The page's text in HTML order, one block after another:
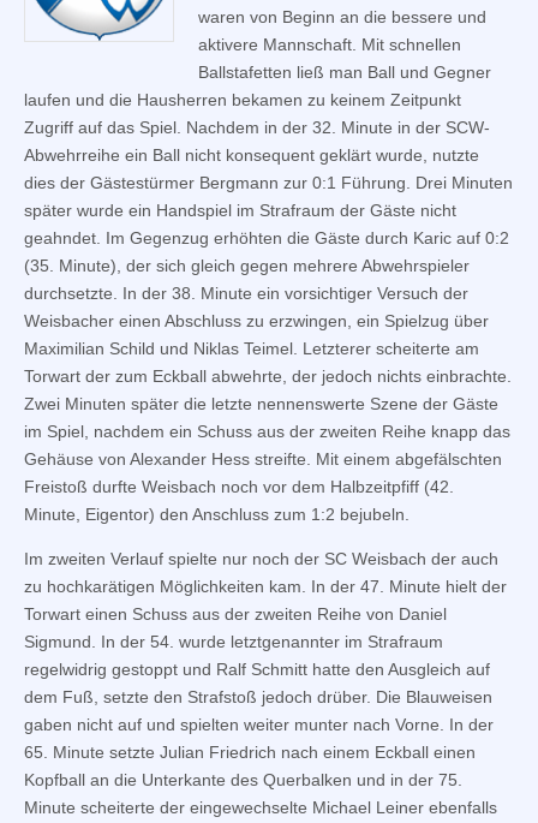
waren von Beginn an die bessere und
aktivere Mannschaft. Mit schnellen
Ballstafetten ließ man Ball und Gegner
laufen und die Hausherren bekamen zu keinem Zeitpunkt
Zugriff auf das Spiel. Nachdem in der 32. Minute in der SCW-
Abwehrreihe ein Ball nicht konsequent geklärt wurde, nutzte
dies der Gästestürmer Bergmann zur 0:1 Führung. Drei Minuten
später wurde ein Handspiel im Strafraum der Gäste nicht
geahndet. Im Gegenzug erhöhten die Gäste durch Karic auf 0:2
(35. Minute), der sich gleich gegen mehrere Abwehrspieler
durchsetzte. In der 38. Minute ein vorsichtiger Versuch der
Weisbacher einen Abschluss zu erzwingen, ein Spielzug über
Maximilian Schild und Niklas Teimel. Letzterer scheiterte am
Torwart der zum Eckball abwehrte, der jedoch nichts einbrachte.
Zwei Minuten später die letzte nennenswerte Szene der Gäste
im Spiel, nachdem ein Schuss aus der zweiten Reihe knapp das
Gehäuse von Alexander Hess streifte. Mit einem abgefälschten
Freistoß durfte Weisbach noch vor dem Halbzeitpfiff (42.
Minute, Eigentor) den Anschluss zum 1:2 bejubeln.
Im zweiten Verlauf spielte nur noch der SC Weisbach der auch
zu hochkarätigen Möglichkeiten kam. In der 47. Minute hielt der
Torwart einen Schuss aus der zweiten Reihe von Daniel
Sigmund. In der 54. wurde letztgenannter im Strafraum
regelwidrig gestoppt und Ralf Schmitt hatte den Ausgleich auf
dem Fuß, setzte den Strafstoß jedoch drüber. Die Blauweisen
gaben nicht auf und spielten weiter munter nach Vorne. In der
65. Minute setzte Julian Friedrich nach einem Eckball einen
Kopfball an die Unterkante des Querbalken und in der 75.
Minute scheiterte der eingewechselte Michael Leiner ebenfalls